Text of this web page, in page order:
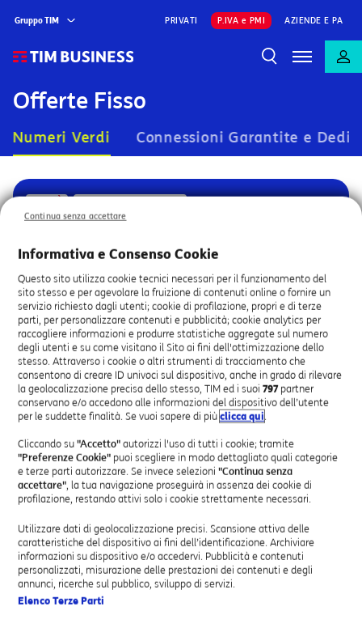
Gruppo TIM PRIVATI P.IVA e PMI AZIENDE E PA
Offerte Fisso
Numeri Verdi Connessioni Garantite e
TIM 800 Ricaricabile
IlNumero Verdeflessibile per la tua azienda ideale
Offerta
tariffaria
a
partire
da
1a,00
euro
al
mese,
prezzi
esclusa.
A PARTIRE DA
11,00€
AL MESE
SCOPRI
PICCOLE E MEDIE IMPRESE
Numero Verde
dei clienti un numero gratuito per contattare la tua
azienda.
Offerta
tariffaria
a
partire
A PARTIRE DA
0€
AL MESE
Informativa e Consenso Cookie
Questo sito utilizza cookie tecnici necessari per il funzionamento del
sito stesso e per agevolare la fruizione di contenuti online o fornire un
servizio richiesto dagli utenti; cookie di profilazione, propri e di terze
parti, per personalizzare contenuti e pubblicità; cookie analytics per
raccogliere informazioni e produrre statistiche aggregate sul numero
degli utenti e su come visitano il Sito ai fini dell'ottimizzazione dello
stesso. Attraverso i cookie o altri strumenti di tracciamento che
consentono di creare ID univoci sul dispositivo, anche in grado di rilevare
la geolocalizzazione precisa dello stesso, TIM ed i suoi 797partner
conservano e/o accedono alle informazioni del dispositivo dell’utente
per le suddette finalità. Se vuoi sapere di più clicca qui.
Cliccando su "Accetto" autorizzi l'uso di tutti i cookie; tramite
"Preferenze Cookie" puoi scegliere in modo dettagliato quali categorie
e terze parti autorizzare. Se invece selezioni "Continua senza
accettare", la tua navigazione proseguirà in assenza dei cookie di
profilazione, restando attivi solo i cookie strettamente necessari.
Utilizzare dati di geolocalizzazione precisi. Scansione attiva delle
caratteristiche del dispositivo ai fini dell’identificazione. Archiviare
informazioni su dispositivo e/o accedervi. Pubblicità e contenuti
personalizzati, misurazione delle prestazioni dei contenuti e degli
annunci, ricerche sul pubblico, sviluppo di servizi.
Elenco Terze Parti
Continua senza accettare